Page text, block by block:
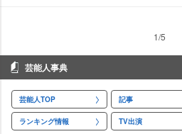
1/5
芸能人事典
芸能人TOP 記事
ランキング情報 TV出演